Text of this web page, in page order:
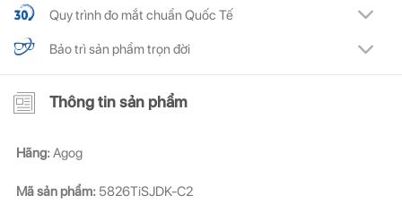
Quy trình đo mắt chuẩn Quốc Tế
Bảo trì sản phẩm trọn đời
Thông tin sản phẩm
Hãng:Agog
Mã sản phẩm: 5826TiSJDK-C2